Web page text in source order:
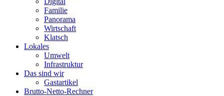
Familie
Panorama
Wirtschaft
Klatsch
Lokales
Umwelt
Infrastruktur
Das sind wir
Gastartikel
Brutto-Netto-Rechner